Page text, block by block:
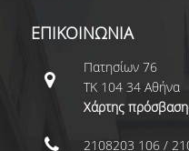
ΠΡΟΓΡΑΜΜΑ
ΟΡΟΙ,
ΕΠΙΚΟΙΝΩΝΙΑ
Πατησίων 76
ΤΚ 104 34 Αθήνα
Χάρτης
2108203 106 /